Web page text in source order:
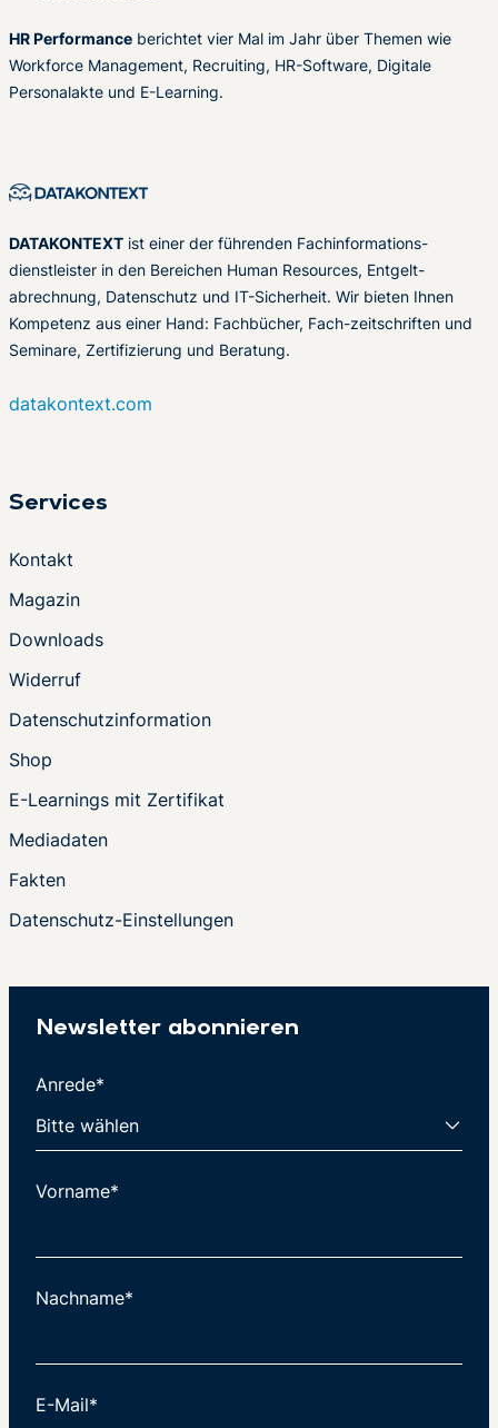
HR Performance berichtet vier Mal im Jahr über Themen wie
Workforce Management, Recruiting, HR-Software, Digitale
Personalakte und E-Learning.
DATAKONTEXT ist einer der führenden Fachinformations-
dienstleister in den Bereichen Human Resources, Entgelt-
abrechnung, Datenschutz und IT-Sicherheit. Wir bieten Ihnen
Kompetenz aus einer Hand: Fachbücher, Fach-zeitschriften und
Seminare, Zertifizierung und Beratung.
datakontext.com
Services
Kontakt
Magazin
Downloads
Widerruf
Datenschutzinformation
Shop
E-Learnings mit Zertifikat
Mediadaten
Fakten
Datenschutz-Einstellungen
Newsletter abonnieren
Anrede*
Vorname*
Nachname*
E-Mail*